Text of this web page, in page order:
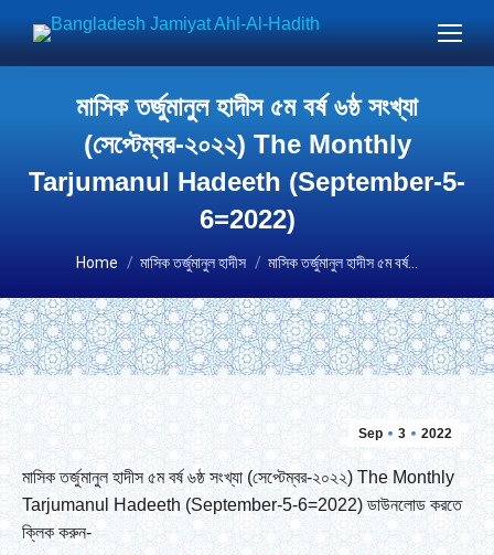
মাসিক তর্জুমানুল হাদীস ৫ম বর্ষ ৬ষ্ঠ সংখ্যা
(সেপ্টেম্বর-২০২২) The Monthly
Tarjumanul Hadeeth (September-5-
6=2022)
You are here:
Home মাসিক তর্জুমানুল হাদীস মাসিক তর্জুমানুল হাদীস ৫ম বর্ষ…
Sep 3 2022
মাসিক তর্জুমানুল হাদীস ৫ম বর্ষ ৬ষ্ঠ সংখ্যা (সেপ্টেম্বর-২০২২) The Monthly
Tarjumanul Hadeeth (September-5-6=2022) ডাউনলোড করতে
ক্লিক করুন-